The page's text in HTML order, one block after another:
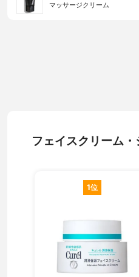
マッサージクリーム
フェイスクリーム
1位